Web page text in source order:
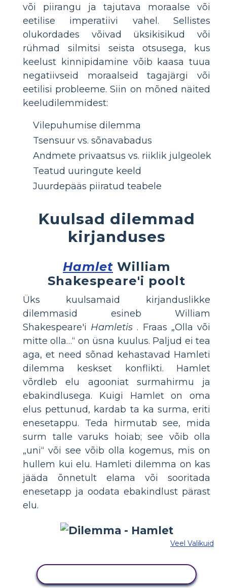
või piirangu ja tajutava moraalse või
eetilise imperatiivi vahel. Sellistes
olukordades võivad üksikisikud või
rühmad silmitsi seista otsusega, kus
keelust kinnipidamine võib kaasa tuua
negatiivseid moraalseid tagajärgi või
eetilisi probleeme. Siin on mõned näited
keeludilemmidest:
Vilepuhumise dilemma
Tsensuur vs. sõnavabadus
Andmete privaatsus vs. riiklik julgeolek
Teatud uuringute keeld
Juurdepääs piiratud teabele
Kuulsad dilemmad
kirjanduses
Hamlet William
Shakespeare'i poolt
Üks kuulsamaid kirjanduslikke
dilemmasid esineb William
Shakespeare'i Hamletis . Fraas „Olla või
mitte olla…“ on üsna kuulus. Paljud ei tea
aga, et need sõnad kehastavad Hamleti
dilemma keskset konflikti. Hamlet
võrdleb elu agooniat surmahirmu ja
ebakindlusega. Kuigi Hamlet on oma
elus pettunud, kardab ta ka surma, eriti
enesetappu. Teda hirmutab see, mida
surm talle varuks hoiab; see võib olla
„uni“ või see võib olla kogemus, mis on
hullem kui elu. Hamleti dilemma on kas
jääda õnnetult elama või sooritada
enesetapp ja oodata ebakindlust pärast
elu.
Veel Valikuid